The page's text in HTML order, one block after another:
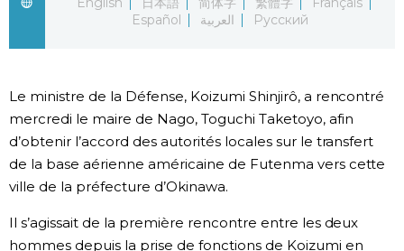
Société
Culture
Gastronomie
Le japonais
Español
العربية Русский
Le ministre de la Défense, Koizumi Shinjirô, a rencontré
mercredi le maire de Nago, Toguchi Taketoyo, afin
d’obtenir l’accord des autorités locales sur le transfert
de la base aérienne américaine de Futenma vers cette
ville de la préfecture d’Okinawa.
Il s’agissait de la première rencontre entre les deux
hommes depuis la prise de fonctions de Koizumi en